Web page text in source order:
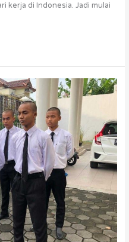
kerja di Indonesia. Jadi mulai